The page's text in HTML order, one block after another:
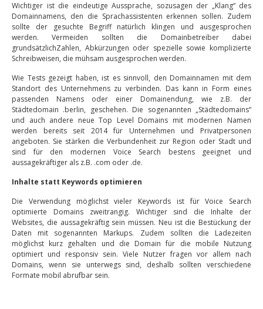
Wichtiger ist die eindeutige Aussprache, sozusagen der „Klang“ des
Domainnamens, den die Sprachassistenten erkennen sollen. Zudem
sollte der gesuchte Begriff natürlich klingen und ausgesprochen
werden. Vermeiden sollten die Domainbetreiber dabei
grundsätzlichZahlen, Abkürzungen oder spezielle sowie komplizierte
Schreibweisen, die mühsam ausgesprochen werden.
Wie Tests gezeigt haben, ist es sinnvoll, den Domainnamen mit dem
Standort des Unternehmens zu verbinden. Das kann in Form eines
passenden Namens oder einer Domainendung, wie z.B. der
Städtedomain .berlin, geschehen. Die sogenannten „Städtedomains“
und auch andere neue Top Level Domains mit modernen Namen
werden bereits seit 2014 für Unternehmen und Privatpersonen
angeboten. Sie stärken die Verbundenheit zur Region oder Stadt und
sind für den modernen Voice Search bestens geeignet und
aussagekräftiger als z.B. .com oder .de.
Inhalte statt Keywords optimieren
Die Verwendung möglichst vieler Keywords ist für Voice Search
optimierte Domains zweitrangig. Wichtiger sind die Inhalte der
Websites, die aussagekräftig sein müssen. Neu ist die Bestückung der
Daten mit sogenannten Markups. Zudem sollten die Ladezeiten
möglichst kurz gehalten und die Domain für die mobile Nutzung
optimiert und responsiv sein. Viele Nutzer fragen vor allem nach
Domains, wenn sie unterwegs sind, deshalb sollten verschiedene
Formate mobil abrufbar sein.